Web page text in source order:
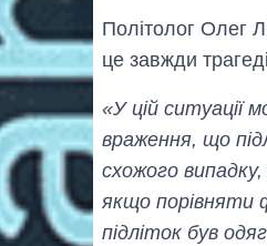
Політолог Олег
це завжди
«У цій ситуації
враження, що
схожого
якщо порівняти
підліток був